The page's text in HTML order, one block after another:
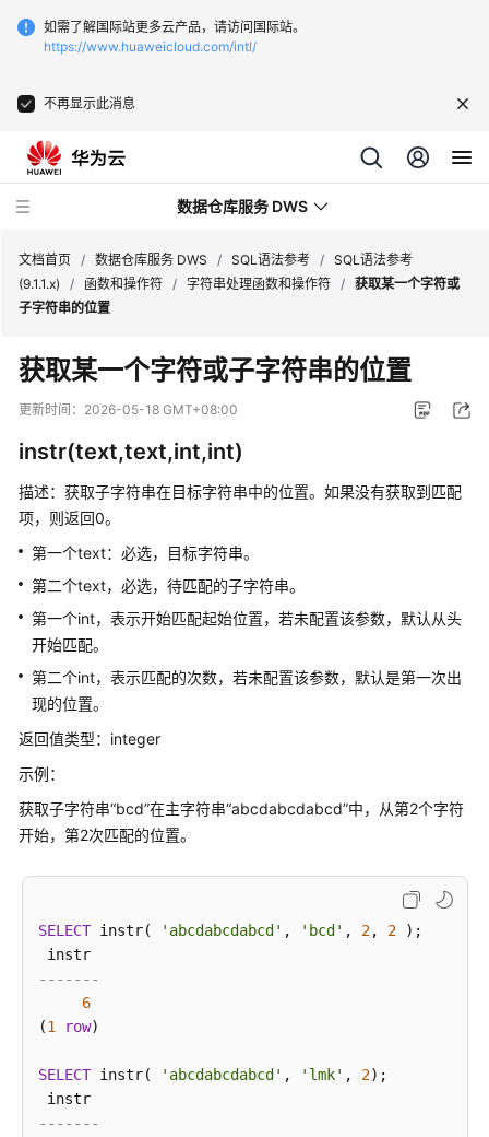
如需了解国际站更多云产品，请访问国际站。
https://www.huaweicloud.com/intl/
不再显示此消息
数据仓库服务 DWS
动
态
服
公
告
品
介
绍
计
说
明
快
速
用
户
文档首页 / 数据仓库服务 DWS / SQL语法参考 / SQL语法参考
(9.1.1.x)
/ 函数和操作符 / 字符串处理函数和操作符 / 获取某一个字符或
子字符串的位置
获取某一个字符或子字符串的位置
更新时间： 2026-05-18 GMT+08:00
instr(text,text,int,int)
描述：获取子字符串在目标字符串中的位置。如果没有获取到匹配
项，则返回0。
第一个text：必选，目标字符串。
第二个text，必选，待匹配的子字符串。
第一个int，表示开始匹配起始位置，若未配置该参数，默认从头
开始匹配。
第二个int，表示匹配的次数，若未配置该参数，默认是第一次出
现的位置。
返回值类型：integer
示例：
获取子字符串“bcd”在主字符串“abcdabcdabcd”中，从第2个字符
开始，第2次匹配的位置。
SELECT instr( 'abcdabcdabcd' , 'bcd' , 2, 2 );
-------
6
(1 row)
SELECT instr( 'abcdabcdabcd' , 'lmk' , 2);
-------